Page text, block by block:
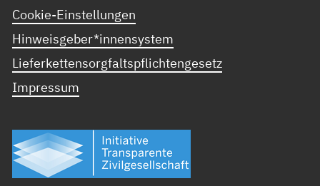
Cookie-Einstellungen
Hinweisgeber*innensystem
Lieferkettensorgfaltspflichtengesetz
Impressum